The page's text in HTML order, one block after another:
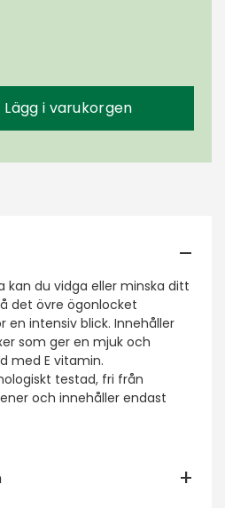
Lägg i varukorgen
kan du vidga eller minska ditt
det övre ögonlocket
intensiv blick. Innehåller
som ger en mjuk och
med E vitamin.
testad, fri från
och innehåller endast